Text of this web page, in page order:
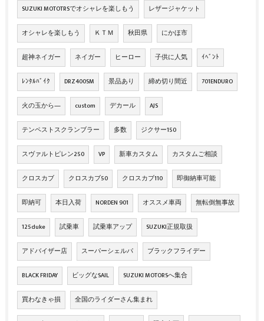
SUZUKI MOTOTRSでオシャレを楽しもう レザージャケット
オシャレを楽しもう ＫＴＭ 秋田県 にかほ市
超神ネイガー ネイガー ヒーロー 子供に人気 ｲﾍﾞﾝﾄ
ﾚﾝﾀﾙﾊﾞｲｸ DRZ400SM 景品あり 締め切り間近 701ENDURO
火の玉から― custom デカール AJS
テンペストスクランブラー 多数 ジクサー150
スヴァルトピレン250 VP 新車カスタム カスタムご相談
クロスカブ クロスカブ50 クロスカブ110 即御納車可能
即納可 本日入荷 NORDEN 901 オススメ車両 無転倒無事故
125duke 試乗車 試乗車アップ SUZUKI正規取扱
アドバイザー店 スーパーシェルパ ブラックフライデー
BLACK FRIDAY ビッグなSAIL SUZUKI MOTORSへ集合
買わなきゃ損 全国のライダーさん集まれ